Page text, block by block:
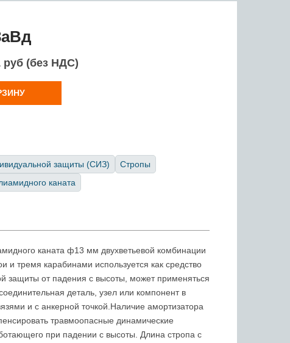
руб (без НДС)
защиты (СИЗ)
Стропы
каната
каната ф13 мм двухветьевой комбинации
и тремя карабинами используется как средство
защиты от падения с высоты, может применяться
деталь, узел или компонент в
и с анкерной точкой.Наличие амортизатора
травмоопасные динамические
при падении с высоты. Длина стропа с